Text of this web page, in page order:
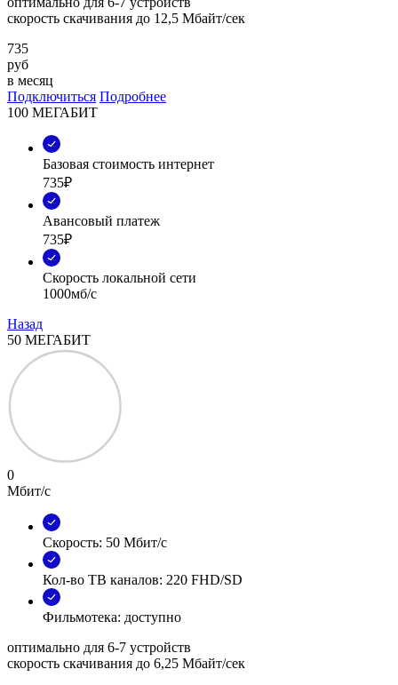
скорость скачивания до 12,5 Мбайт/сек
735
руб
в месяц
Подключиться Подробнее
100 МЕГАБИТ
Базовая стоимость интернет
735₽
Авансовый платеж
735₽
Скорость локальной сети
1000мб/с
Назад
50 МЕГАБИТ
0
Мбит/с
Скорость: 50 Мбит/с
Кол-во ТВ каналов: 220 FHD/SD
Фильмотека: доступно
оптимально для 6-7 устройств
скорость скачивания до 6,25 Мбайт/сек